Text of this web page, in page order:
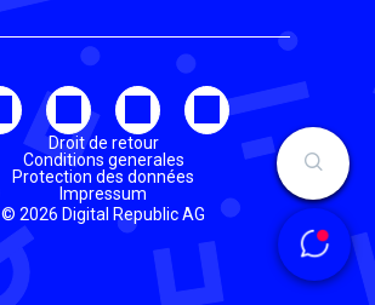
Droit de retour
Conditions generales
Protection des données
Impressum
© 2026 Digital Republic AG